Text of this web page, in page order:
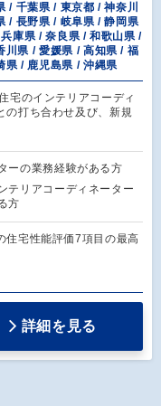
/ 千葉県 / 東京都 / 神奈川
/ 長野県 / 岐阜県 / 静岡県
庫県 / 奈良県 / 和歌山県 /
川県 / 愛媛県 / 高知県 / 福
県 / 鹿児島県 / 沖縄県
宅のインテリアコーディ
の打ち合わせ及び、新規
ーの業務経験がある方
テリアコーディネーター
方
住宅性能評価7項目の最高
詳細を見る